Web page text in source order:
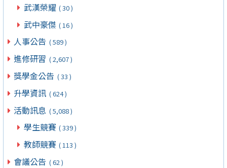
武漢榮耀 ( 30 )
武中豪傑 ( 16 )
人事公告 ( 589 )
進修研習 ( 2,607 )
獎學金公告 ( 33 )
升學資訊 ( 624 )
活動訊息 ( 5,088 )
學生競賽 ( 339 )
教師競賽 ( 113 )
會議公告 ( 62 )